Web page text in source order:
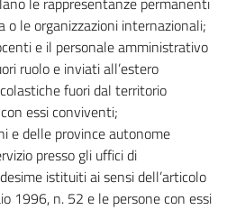
o le organizzazioni internazionali;
e il personale amministrativo
ruolo e inviati all’estero
fuori dal territorio
essi conviventi;
e delle province autonome
presso gli uffici di
istituiti ai sensi dell’articolo
1996, n. 52 e le persone con essi